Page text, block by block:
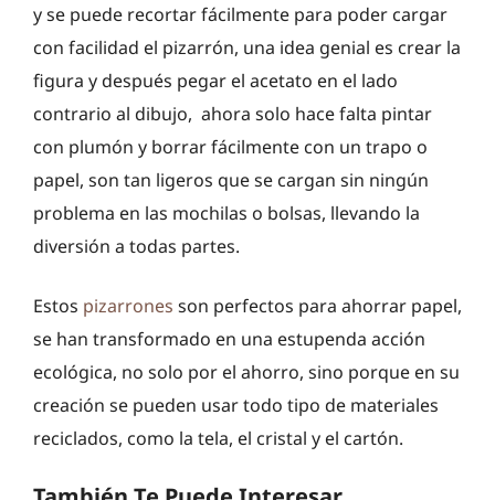
y se puede recortar fácilmente para poder cargar
con facilidad el pizarrón, una idea genial es crear la
figura y después pegar el acetato en el lado
contrario al dibujo, ahora solo hace falta pintar
con plumón y borrar fácilmente con un trapo o
papel, son tan ligeros que se cargan sin ningún
problema en las mochilas o bolsas, llevando la
diversión a todas partes.
Estos pizarrones son perfectos para ahorrar papel,
se han transformado en una estupenda acción
ecológica, no solo por el ahorro, sino porque en su
creación se pueden usar todo tipo de materiales
reciclados, como la tela, el cristal y el cartón.